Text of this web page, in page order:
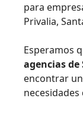
para
Privalia,
Esperamos
agencias de
encontrar
necesidades